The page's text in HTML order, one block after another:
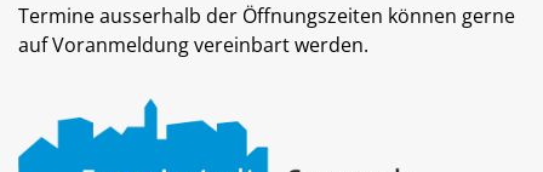
Termine ausserhalb der Öffnungszeiten können gerne
auf Voranmeldung vereinbart werden.